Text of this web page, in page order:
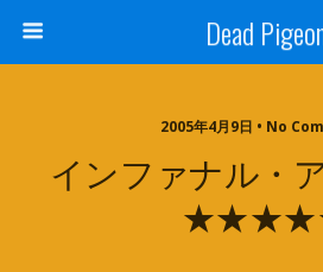
Dead
2005年4月9日 • No
インファナル・